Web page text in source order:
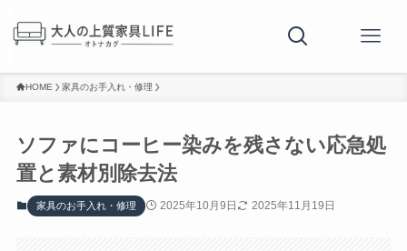
HOME 家具のお手入れ・修理
ソファにコーヒー染みを残さない応急処
置と素材別除去法
家具のお手入れ・修理 2025年10月9日 2025年11月19日